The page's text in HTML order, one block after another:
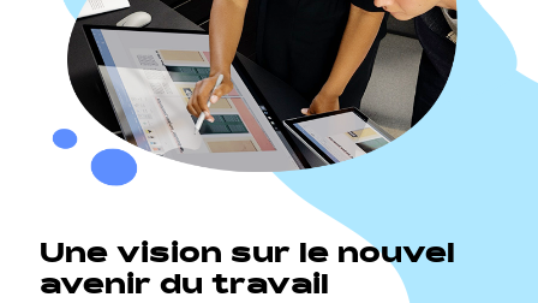
Une vision sur le nouvel
avenir du travail